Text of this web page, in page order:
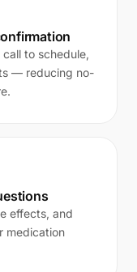
to schedule,
— reducing no-
effects, and
medication